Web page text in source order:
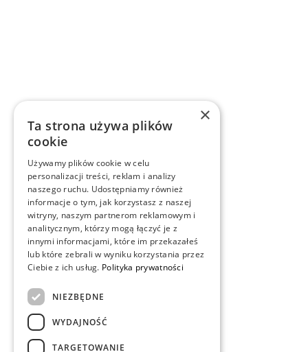
×
Ta strona używa plików
cookie
Używamy plików cookie w celu
personalizacji treści, reklam i analizy
naszego ruchu. Udostępniamy również
informacje o tym, jak korzystasz z naszej
witryny, naszym partnerom reklamowym i
analitycznym, którzy mogą łączyć je z
innymi informacjami, które im przekazałeś
lub które zebrali w wyniku korzystania przez
Ciebie z ich usług. Polityka prywatności
NIEZBĘDNE
WYDAJNOŚĆ
TARGETOWANIE